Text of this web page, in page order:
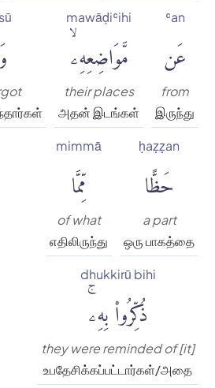
ʿan
عَن
from
இருந்து
mawāḍiʿihi
مَّوَاضِعِهِۦۙ
their places
அதன் இடங்கள்
ḥaẓẓan
حَظًّا
a part
ஒரு பாகத்தை
mimmā
مِّمَّا
of what
எதிலிருந்து
dhukkirū bihi
ذُكِّرُوا۟ بِهِۦۚ
they were reminded of [it]
உபதேசிக்கப்பட்டார்கள்/அதை